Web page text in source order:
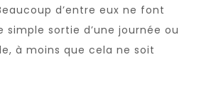
d’entre eux ne font
simple sortie d’une journée ou
à moins que cela ne soit